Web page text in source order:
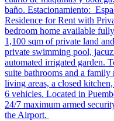
baño. Estacionamiento:
Residence for Rent with
bedroom home available
1,100 sqm of private land
private swimming pool,
automated irrigated garden.
suite bathrooms and a
living areas, a closed
6 vehicles. Located in
24/7 maximum armed
the Airport.